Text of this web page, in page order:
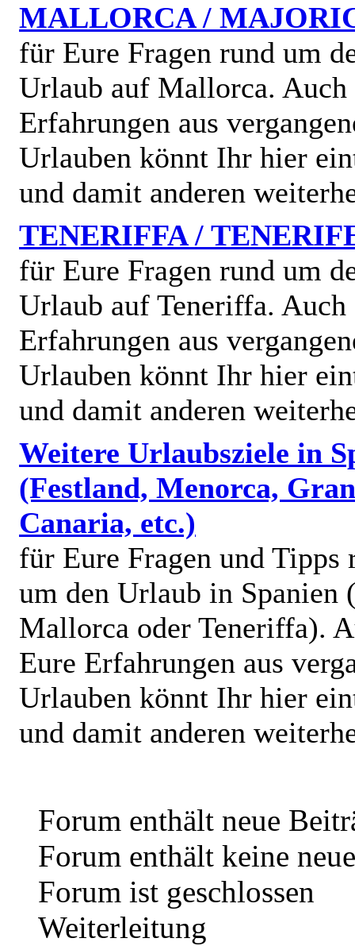
MALLORCA /
für Eure Fragen rund um
Urlaub auf Mallorca. Auch
Erfahrungen aus
Urlauben könnt Ihr hier
und damit anderen
TENERIFFA /
für Eure Fragen rund um
Urlaub auf Teneriffa. Auch
Erfahrungen aus
Urlauben könnt Ihr hier
und damit anderen
Weitere Urlaubsziele in
(Festland, Menorca, Gran
Canaria, etc.)
für Eure Fragen und Tipps
um den Urlaub in Spanien
Mallorca oder Teneriffa).
Eure Erfahrungen aus
Urlauben könnt Ihr hier
und damit anderen
Forum enthält neue
Forum enthält keine
Forum ist geschlossen
Weiterleitung